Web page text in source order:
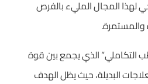
المجال المليء بالفرص
والمستمرة.
التكاملي” الذي يجمع بين قوة
البديلة، حيث يظل الهدف